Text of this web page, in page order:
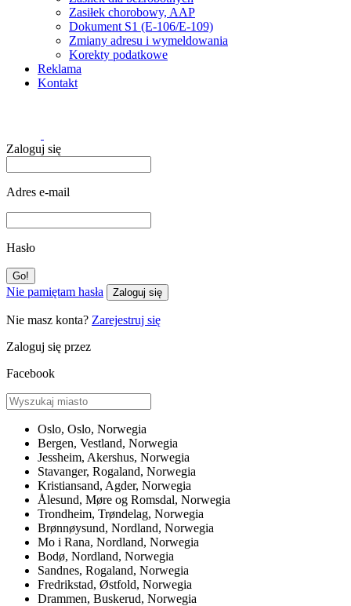
Zasiłek chorobowy, AAP
Dokument S1 (E-106/E-109)
Zmiany adresu i wymeldowania
Korekty podatkowe
Reklama
Kontakt
Zaloguj się
Adres e-mail
Hasło
Nie pamiętam hasła Zaloguj się
Nie masz konta? Zarejestruj się
Zaloguj się przez
Facebook
Oslo, Oslo, Norwegia
Bergen, Vestland, Norwegia
Jessheim, Akershus, Norwegia
Stavanger, Rogaland, Norwegia
Kristiansand, Agder, Norwegia
Ålesund, Møre og Romsdal, Norwegia
Trondheim, Trøndelag, Norwegia
Brønnøysund, Nordland, Norwegia
Mo i Rana, Nordland, Norwegia
Bodø, Nordland, Norwegia
Sandnes, Rogaland, Norwegia
Fredrikstad, Østfold, Norwegia
Drammen, Buskerud, Norwegia